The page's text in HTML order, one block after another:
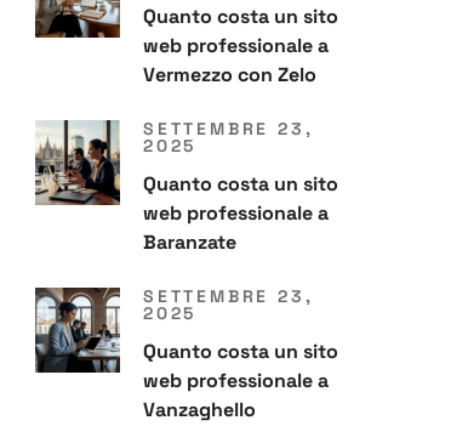
Quanto costa un sito
web professionale a
Vermezzo con Zelo
SETTEMBRE 23,
2025
Quanto costa un sito
web professionale a
Baranzate
SETTEMBRE 23,
2025
Quanto costa un sito
web professionale a
Vanzaghello